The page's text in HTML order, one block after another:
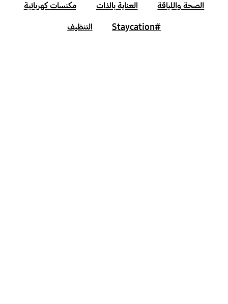
الصحة واللياقة العناية بالذات
مكنسات كهربائية
#Staycation
التنظيف